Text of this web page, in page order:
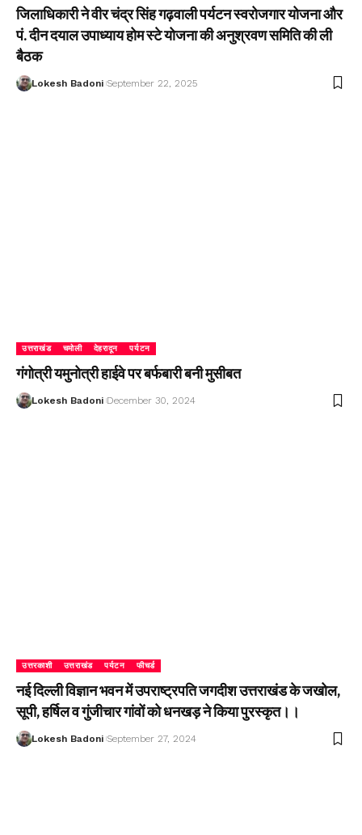
जिलाधिकारी ने वीर चंद्र सिंह गढ़वाली पर्यटन स्वरोजगार योजना और
पं. दीन दयाल उपाध्याय होम स्टे योजना की अनुश्रवण समिति की ली
बैठक
Lokesh Badoni September 22, 2025
उत्तराखंड चमोली देहरादून पर्यटन
गंगोत्री यमुनोत्री हाईवे पर बर्फबारी बनी मुसीबत
Lokesh Badoni December 30, 2024
उत्तरकाशी उत्तराखंड पर्यटन फीचर्ड
नई दिल्ली विज्ञान भवन में उपराष्ट्रपति जगदीश उत्तराखंड के जखोल,
सूपी, हर्षिल व गुंजीचार गांवों को धनखड़ ने किया पुरस्कृत।।
Lokesh Badoni September 27, 2024